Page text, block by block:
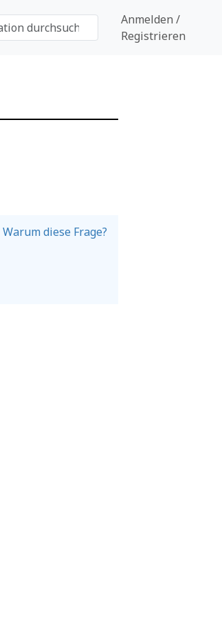
Anmelden /
Registrieren
Warum diese Frage?